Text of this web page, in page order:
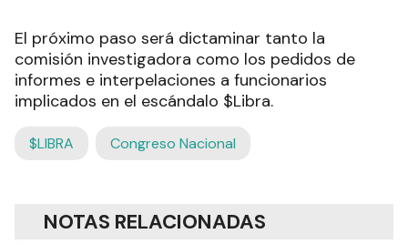
El próximo paso será dictaminar tanto la
comisión investigadora como los pedidos de
informes e interpelaciones a funcionarios
implicados en el escándalo $Libra.
$LIBRA Congreso Nacional
NOTAS RELACIONADAS